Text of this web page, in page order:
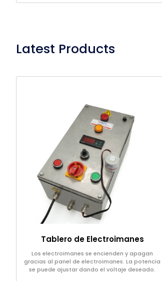
Latest Products
Tablero de Electroimanes
Los electroimanes se encienden y apagan
gracias al panel de electroimanes. La potencia
se puede ajustar dando el voltaje deseado.